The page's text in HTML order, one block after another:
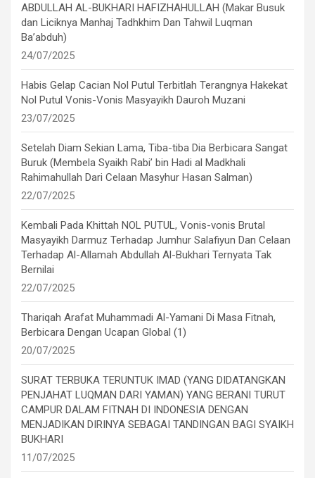
ABDULLAH AL-BUKHARI HAFIZHAHULLAH (Makar Busuk
dan Liciknya Manhaj Tadhkhim Dan Tahwil Luqman
Ba’abduh)
24/07/2025
Habis Gelap Cacian Nol Putul Terbitlah Terangnya Hakekat
Nol Putul Vonis-Vonis Masyayikh Dauroh Muzani
23/07/2025
Setelah Diam Sekian Lama, Tiba-tiba Dia Berbicara Sangat
Buruk (Membela Syaikh Rabi’ bin Hadi al Madkhali
Rahimahullah Dari Celaan Masyhur Hasan Salman)
22/07/2025
Kembali Pada Khittah NOL PUTUL, Vonis-vonis Brutal
Masyayikh Darmuz Terhadap Jumhur Salafiyun Dan Celaan
Terhadap Al-Allamah Abdullah Al-Bukhari Ternyata Tak
Bernilai
22/07/2025
Thariqah Arafat Muhammadi Al-Yamani Di Masa Fitnah,
Berbicara Dengan Ucapan Global (1)
20/07/2025
SURAT TERBUKA TERUNTUK IMAD (YANG DIDATANGKAN
PENJAHAT LUQMAN DARI YAMAN) YANG BERANI TURUT
CAMPUR DALAM FITNAH DI INDONESIA DENGAN
MENJADIKAN DIRINYA SEBAGAI TANDINGAN BAGI SYAIKH
BUKHARI
11/07/2025